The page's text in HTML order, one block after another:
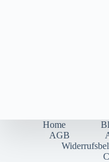
Home
AGB